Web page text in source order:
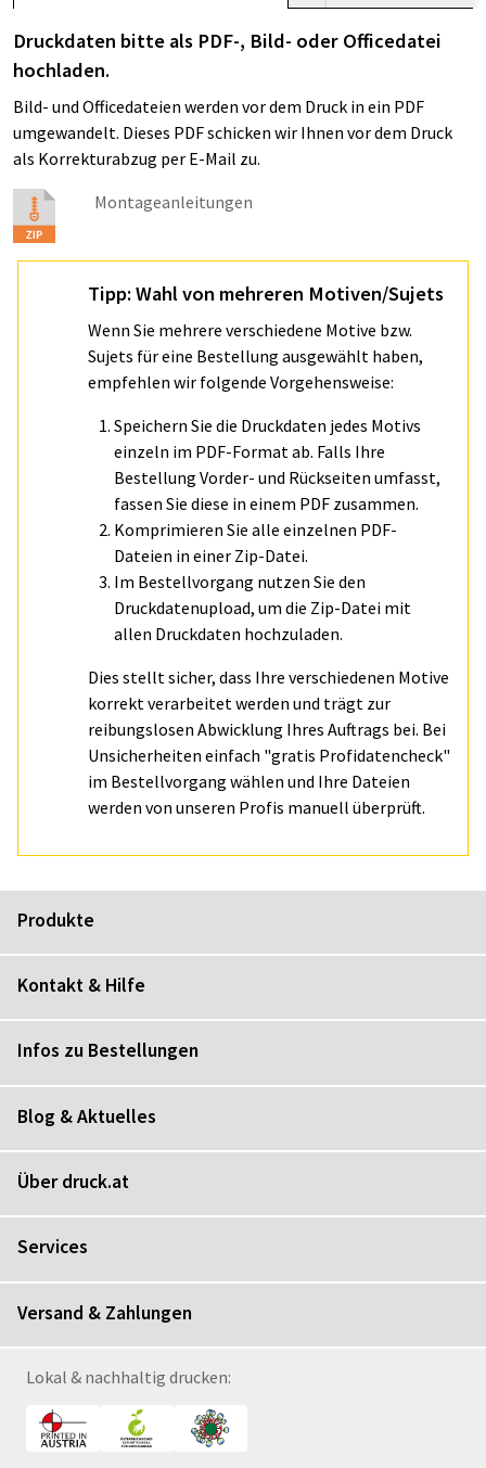
Druckdaten bitte als PDF-, Bild- oder Officedatei
hochladen.
Bild- und Officedateien werden vor dem Druck in ein PDF
umgewandelt. Dieses PDF schicken wir Ihnen vor dem Druck
als Korrekturabzug per E-Mail zu.
Montageanleitungen
Tipp: Wahl von mehreren Motiven/Sujets
Wenn Sie mehrere verschiedene Motive bzw.
Sujets für eine Bestellung ausgewählt haben,
empfehlen wir folgende Vorgehensweise:
Speichern Sie die Druckdaten jedes Motivs
einzeln im PDF-Format ab. Falls Ihre
Bestellung Vorder- und Rückseiten umfasst,
fassen Sie diese in einem PDF zusammen.
Komprimieren Sie alle einzelnen PDF-
Dateien in einer Zip-Datei.
Im Bestellvorgang nutzen Sie den
Druckdatenupload, um die Zip-Datei mit
allen Druckdaten hochzuladen.
Dies stellt sicher, dass Ihre verschiedenen Motive
korrekt verarbeitet werden und trägt zur
reibungslosen Abwicklung Ihres Auftrags bei. Bei
Unsicherheiten einfach "gratis Profidatencheck"
im Bestellvorgang wählen und Ihre Dateien
werden von unseren Profis manuell überprüft.
Produkte
Kontakt & Hilfe
Infos zu Bestellungen
Blog & Aktuelles
Über druck.at
Services
Versand & Zahlungen
Lokal & nachhaltig drucken: